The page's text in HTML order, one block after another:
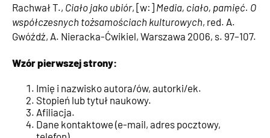
Rachwał T., Ciało jako ubiór, [w:] Media, ciało, pamięć. O
współczesnych tożsamościach kulturowych, red. A.
Gwóźdź, A. Nieracka-Ćwikiel, Warszawa 2006, s. 97–107.
Wzór pierwszej strony:
Imię i nazwisko autora/ów, autorki/ek.
Stopień lub tytuł naukowy.
Afiliacja.
Dane kontaktowe (e-mail, adres pocztowy,